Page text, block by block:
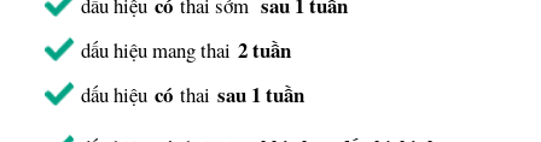
dấu hiệu mang thai2 tuần
dấu hiệucó thaisau 1 tuần